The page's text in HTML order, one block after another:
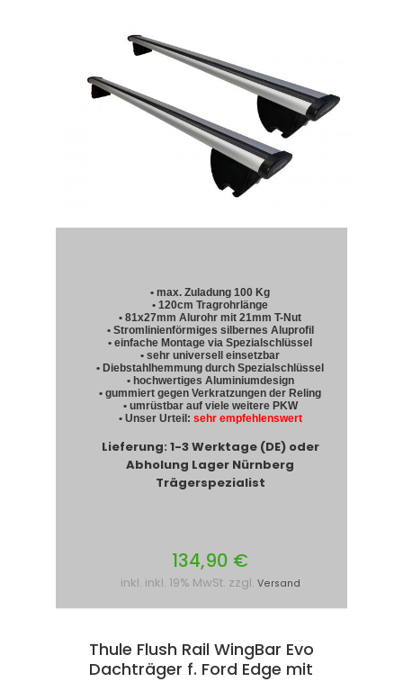
• max. Zuladung 100 Kg
• 120cm Tragrohrlänge
• 81x27mm Alurohr mit 21mm T-Nut
• Stromlinienförmiges silbernes Aluprofil
• einfache Montage via Spezialschlüssel
• sehr universell einsetzbar
• Diebstahlhemmung durch Spezialschlüssel
• hochwertiges Aluminiumdesign
• gummiert gegen Verkratzungen der Reling
• umrüstbar auf viele weitere PKW
• Unser Urteil: sehr empfehlenswert
Lieferung: 1-3 Werktage (DE) oder
Abholung Lager Nürnberg
Trägerspezialist
134,90 €
inkl. inkl. 19% MwSt. zzgl. Versand
Thule Flush Rail WingBar Evo
Dachträger f. Ford Edge mit